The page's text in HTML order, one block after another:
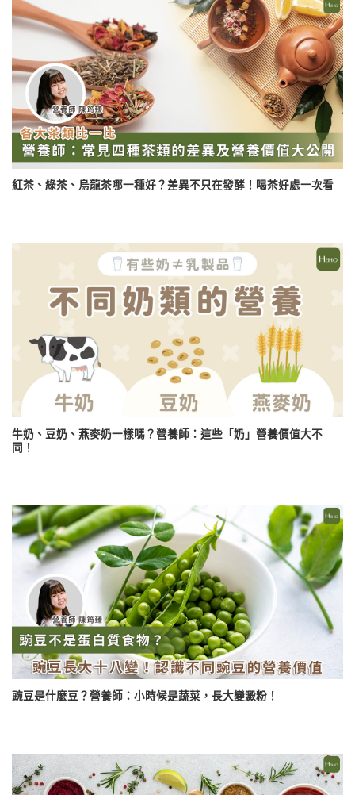
紅茶、綠茶、烏龍茶哪一種好？差異不只在發酵！喝茶好處一次看
牛奶、豆奶、燕麥奶一樣嗎？營養師：這些「奶」營養價值大不
同！
豌豆是什麼豆？營養師：小時候是蔬菜，長大變澱粉！